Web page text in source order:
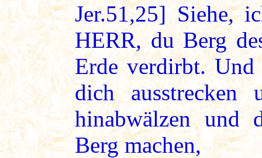
Jer.51,25] Siehe,
HERR, du Berg
Erde verdirbt.
dich
hinabwälzen und
Berg machen,